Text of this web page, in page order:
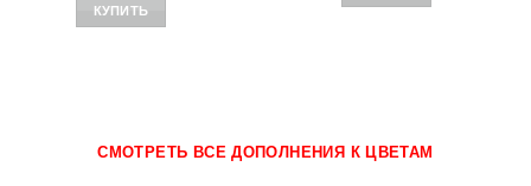
КУПИТЬ
СМОТРЕТЬ ВСЕ ДОПОЛНЕНИЯ К ЦВЕТАМ